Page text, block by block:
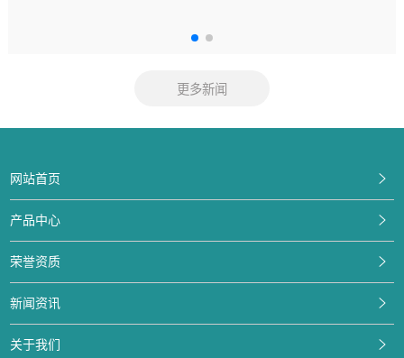
更多新闻
网站首页
产品中心
荣誉资质
新闻资讯
关于我们